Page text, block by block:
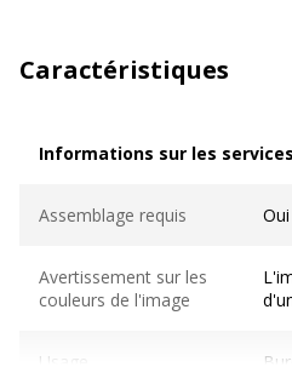
Caractéristiques
Informations sur les services
Assemblage requis Oui
Avertissement sur les
couleurs de l'image
Usage